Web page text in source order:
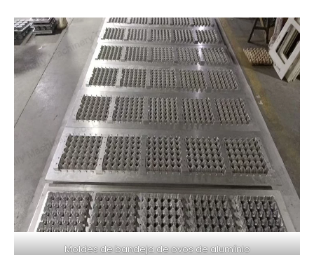
Moldes de bandeja de ovos de alumínio